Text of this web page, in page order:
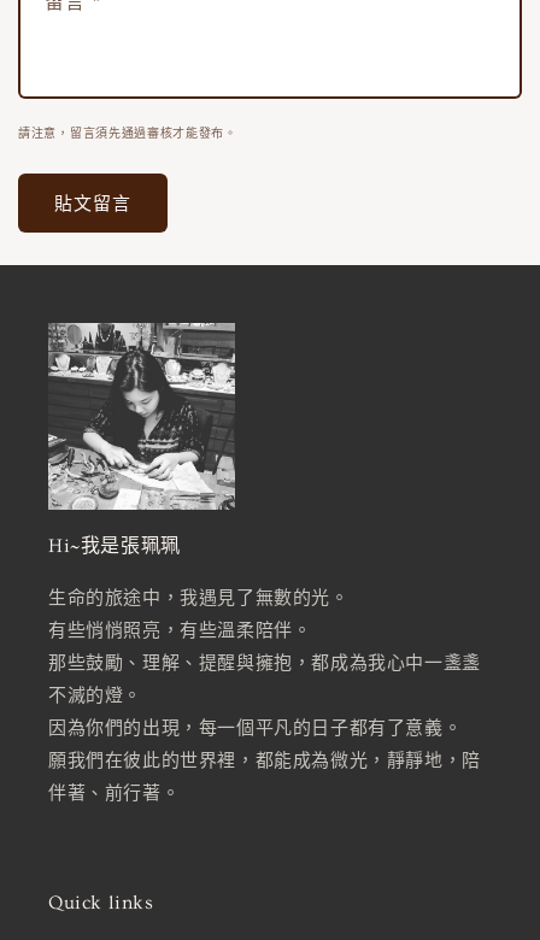
請注意，留言須先通過審核才能發布。
Hi~我是張珮珮
生命的旅途中，我遇見了無數的光。
有些悄悄照亮，有些溫柔陪伴。
那些鼓勵、理解、提醒與擁抱，都成為我心中一盞盞
不滅的燈。
因為你們的出現，每一個平凡的日子都有了意義。
願我們在彼此的世界裡，都能成為微光，靜靜地，陪
伴著、前行著。
Quick links